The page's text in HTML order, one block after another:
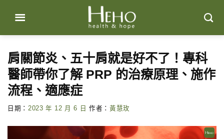
content
肩關節炎、五十肩就是好不了！專科
醫師帶你了解 PRP 的治療原理、施作
流程、適應症
日期： 2023 年 12 月 6 日 作者： 黃慧玫